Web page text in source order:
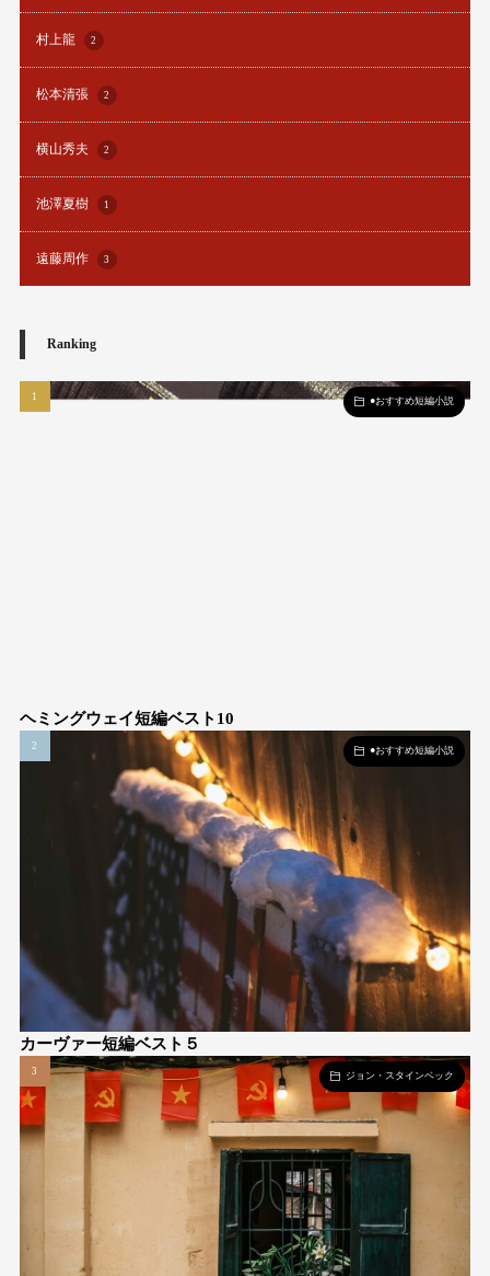
村上龍 2
松本清張 2
横山秀夫 2
池澤夏樹 1
遠藤周作 3
Ranking
●おすすめ短編小説
ヘミングウェイ短編ベスト10
●おすすめ短編小説
カーヴァー短編ベスト５
ジョン・スタインベック